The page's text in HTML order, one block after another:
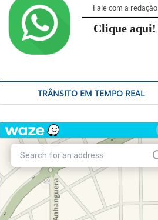
Fale com a redação
Clique aqui!
TRÂNSITO EM TEMPO REAL